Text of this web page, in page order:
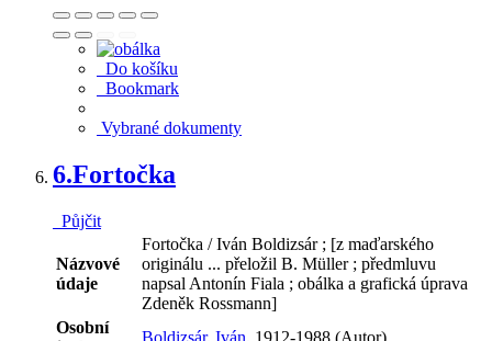
Do košíku
Bookmark
Vybrané dokumenty
6.Fortočka
Půjčit
Názvové
údaje
Fortočka / Iván Boldizsár ; [z maďarského
originálu ... přeložil B. Müller ; předmluvu
napsal Antonín Fiala ; obálka a grafická úprava
Zdeněk Rossmann]
Osobní
Boldizsár, Iván, 1912-1988 (Autor)